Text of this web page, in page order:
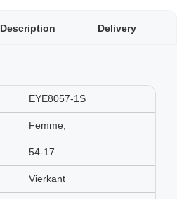
Description Delivery
EYE8057-1S
Femme,
54-17
Vierkant